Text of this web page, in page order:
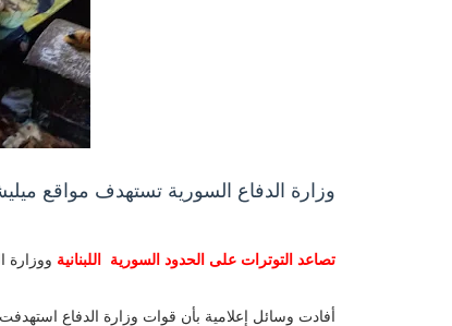
وزارة الدفاع السورية تستهدف مواقع
تصاعد التوترات على الحدود السورية اللبنانية ووزارة
أفادت وسائل إعلامية بأن قوات وزارة الدفاع